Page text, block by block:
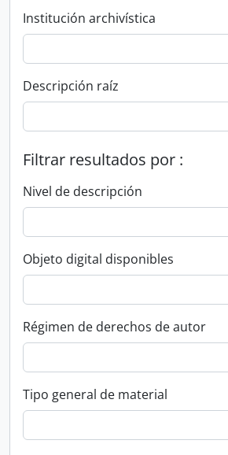
Institución archivística
Descripción raíz
Filtrar resultados por :
Nivel de descripción
Objeto digital disponibles
Régimen de derechos de autor
Tipo general de material